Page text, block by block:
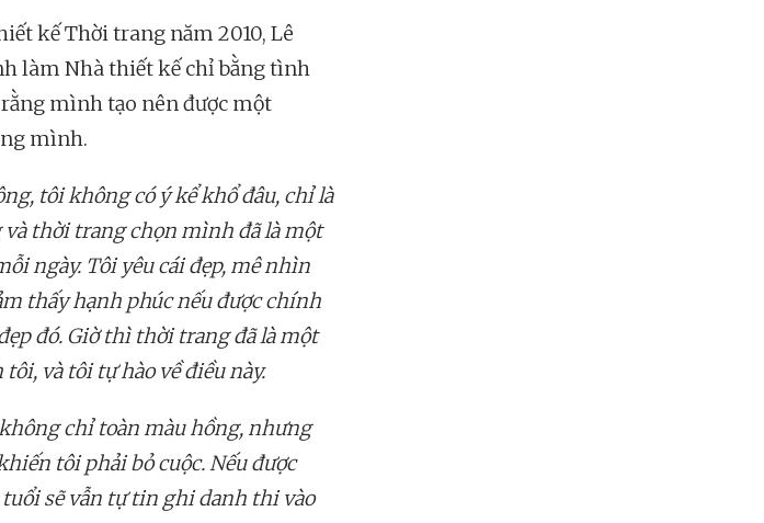
kế Thời trang năm 2010, Lê
làm Nhà thiết kế chỉ bằng tình
mình tạo nên được một
mình.
tôi không có ý kể khổ đâu, chỉ là
thời trang chọn mình đã là một
ngày. Tôi yêu cái đẹp, mê nhìn
thấy hạnh phúc nếu được chính
đó. Giờ thì thời trang đã là một
và tôi tự hào về điều này.
chỉ toàn màu hồng, nhưng
tôi phải bỏ cuộc. Nếu được
tuổi sẽ vẫn tự tin ghi danh thi vào